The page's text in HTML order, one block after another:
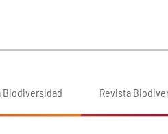
Biodiversidad Revista